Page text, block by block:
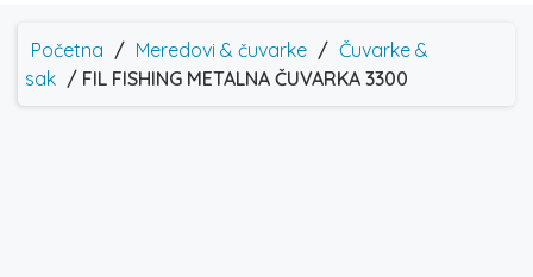
Početna / Meredovi & čuvarke / Čuvarke &
sak / FIL FISHING METALNA ČUVARKA 3300